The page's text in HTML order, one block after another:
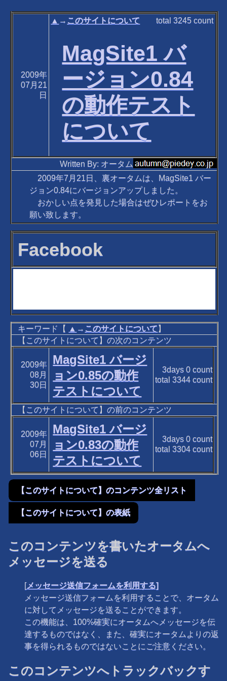
2009年
07月21
日
▲ → このサイトについて total3245 count
MagSite1 バ
ージョン0.84
の動作テスト
について
Written By: オータム
2009年7月21日、裏オータムは、MagSite1 バー
ジョン0.84にバージョンアップしました。
おかしい点を発見した場合はぜひレポートをお
願い致します。
Facebook
キーワード【 ▲ → このサイトについて】
【このサイトについて】の次のコンテンツ
2009年
08月
30日
MagSite1 バージ
ョン0.85の動作
テストについて
3days 0count
total 3344count
【このサイトについて】の前のコンテンツ
2009年
07月
06日
MagSite1 バージ
ョン0.83の動作
テストについて
3days 0count
total 3304count
【このサイトについて】のコンテンツ全リスト
【このサイトについて】の表紙
このコンテンツを書いたオータムへ
メッセージを送る
[メッセージ送信フォームを利用する]
メッセージ送信フォームを利用することで、オータム
に対してメッセージを送ることができます。
この機能は、100%確実にオータムへメッセージを伝
達するものではなく、また、確実にオータムよりの返
事を得られるものではないことにご注意ください。
このコンテンツへトラックバックす